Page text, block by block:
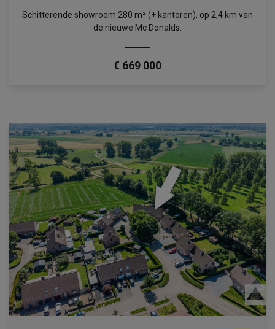
Schitterende showroom 280 m² (+ kantoren), op 2,4 km van
de nieuwe Mc Donalds.
€ 669 000